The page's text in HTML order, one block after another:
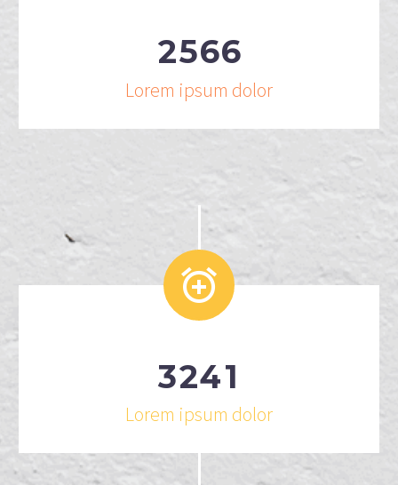
2566
Lorem ipsum dolor


3241
Lorem ipsum dolor